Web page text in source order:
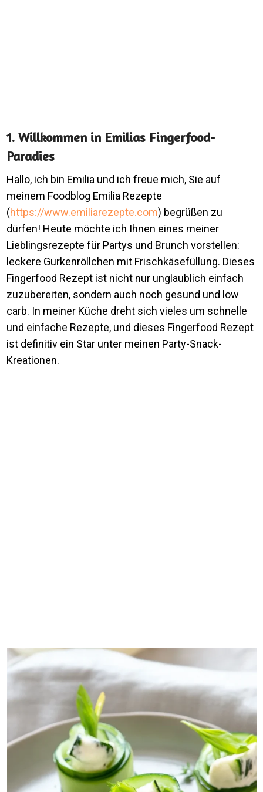
1. Willkommen in Emilias Fingerfood-
Paradies
Hallo, ich bin Emilia und ich freue mich, Sie auf
meinem Foodblog Emilia Rezepte
(https://www.emiliarezepte.com) begrüßen zu
dürfen! Heute möchte ich Ihnen eines meiner
Lieblingsrezepte für Partys und Brunch vorstellen:
leckere Gurkenröllchen mit Frischkäsefüllung. Dieses
Fingerfood Rezept ist nicht nur unglaublich einfach
zuzubereiten, sondern auch noch gesund und low
carb. In meiner Küche dreht sich vieles um schnelle
und einfache Rezepte, und dieses Fingerfood Rezept
ist definitiv ein Star unter meinen Party-Snack-
Kreationen.